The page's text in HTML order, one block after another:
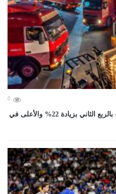
0
‏1.83 مليار درهم إيرادات «أرامكس» بالربع الثاني بزيادة 22% والأعلى في